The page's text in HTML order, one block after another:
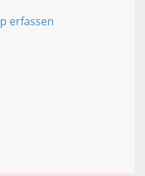
erfassen